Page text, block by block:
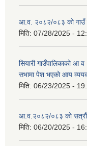
आ.व. २०८२/०८३ को गाउँ
मिति: 07/28/2025 -
सियारी गाउँपालिकाको
सभामा पेश भएको आय
मिति: 06/23/2025 -
आ.व.२०८२/०८३ को सत्रौं
मिति: 06/20/2025 -